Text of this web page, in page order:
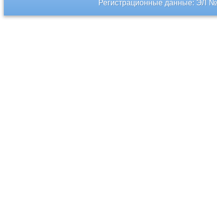
Регистрационные данные: ЭЛ №